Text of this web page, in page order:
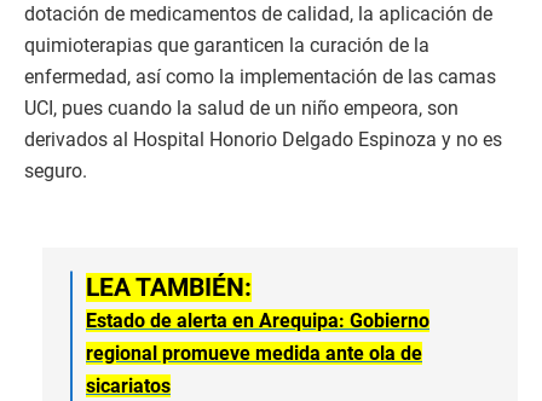
dotación de medicamentos de calidad, la aplicación de
quimioterapias que garanticen la curación de la
enfermedad, así como la implementación de las camas
UCI, pues cuando la salud de un niño empeora, son
derivados al Hospital Honorio Delgado Espinoza y no es
seguro.
LEA TAMBIÉN:
Estado de alerta en Arequipa: Gobierno
regional promueve medida ante ola de
sicariatos